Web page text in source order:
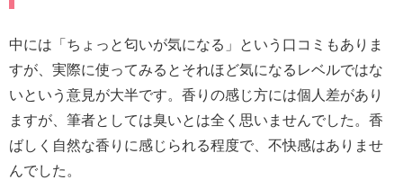
中には「ちょっと匂いが気になる」という口コミもありま
すが、実際に使ってみるとそれほど気になるレベルではな
いという意見が大半です。香りの感じ方には個人差があり
ますが、筆者としては臭いとは全く思いませんでした。香
ばしく自然な香りに感じられる程度で、不快感はありませ
んでした。